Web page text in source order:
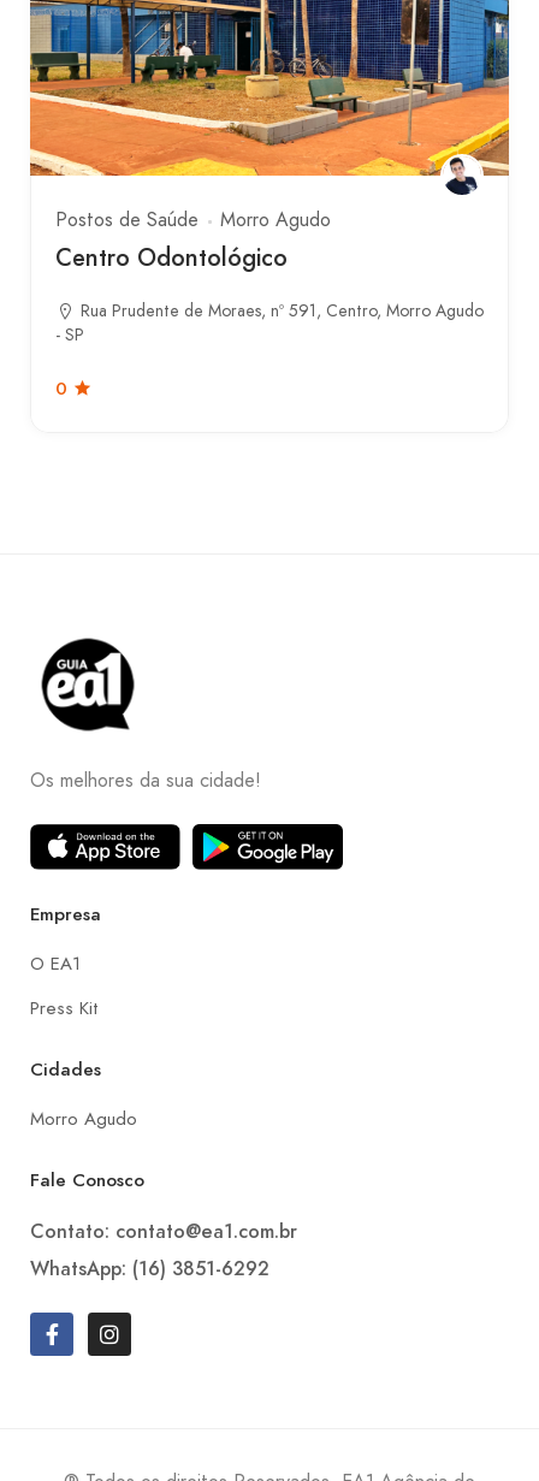
Postos de Saúde Morro Agudo
Centro Odontológico
Rua Prudente de Moraes, nº 591, Centro, Morro Agudo
- SP
0
Os melhores da sua cidade!
Empresa
O EA1
Press Kit
Cidades
Morro Agudo
Fale Conosco
Contato: contato@ea1.com.br
WhatsApp: (16) 3851-6292